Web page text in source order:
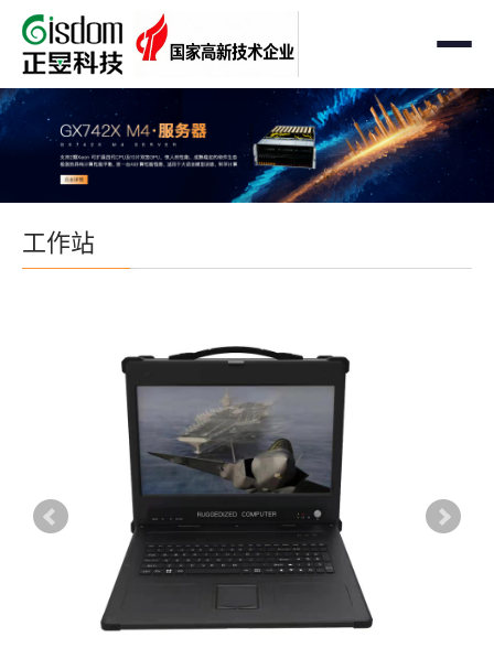
首页
工作站
AMD企业级工作站
Intel 企业级工作站
GPU运算工作站
个人工作站
便携一体式工作站
多屏工作站
塔式静音通用工作站
服务器
通用服务器
GPU服务器
国产自主可控服务器
多路服务器
高频应用服务器
存储服务器
云游戏服务器
存储
OEM定制化
定制化案例
品牌定制化
定制化分类
支持与下载
工作站